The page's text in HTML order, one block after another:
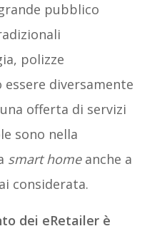
pubblico
polizze
essere diversamente
offerta di servizi
sono nella
smart homeanche a
considerata.
dei eRetailer è